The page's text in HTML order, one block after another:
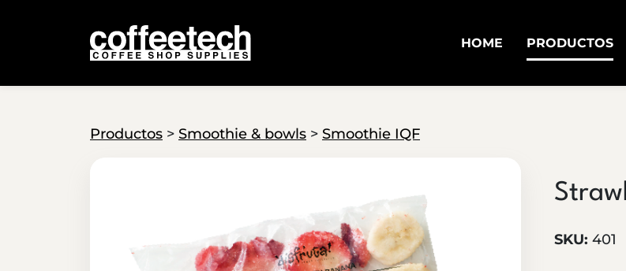
HOME PRODUCTOS
Productos > Smoothie & bowls > Smoothie IQF
SKU: 401